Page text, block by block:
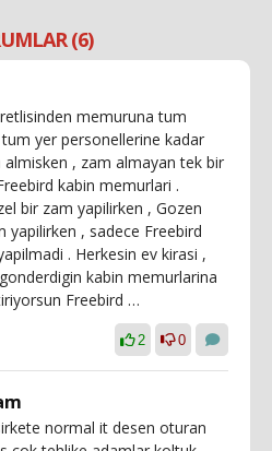
(6)
memuruna tum
yer personellerine kadar
, zam almayan tek bir
kabin memurlari .
bir zam yapilirken , Gozen
yapilirken , sadece Freebird
. Herkesin ev kirasi ,
kabin memurlarina
Freebird …
2 0
normal it desen oturan